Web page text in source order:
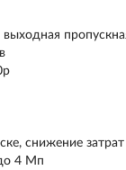
снижение
4 Мп